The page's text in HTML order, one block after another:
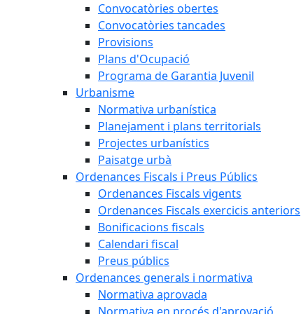
Convocatòries obertes
Convocatòries tancades
Provisions
Plans d'Ocupació
Programa de Garantia Juvenil
Urbanisme
Normativa urbanística
Planejament i plans territorials
Projectes urbanístics
Paisatge urbà
Ordenances Fiscals i Preus Públics
Ordenances Fiscals vigents
Ordenances Fiscals exercicis anteriors
Bonificacions fiscals
Calendari fiscal
Preus públics
Ordenances generals i normativa
Normativa aprovada